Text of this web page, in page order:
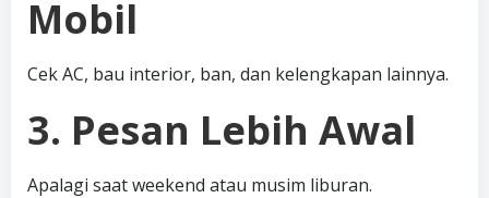
Mobil
Cek AC, bau interior, ban, dan kelengkapan lainnya.
3. Pesan Lebih Awal
Apalagi saat weekend atau musim liburan.